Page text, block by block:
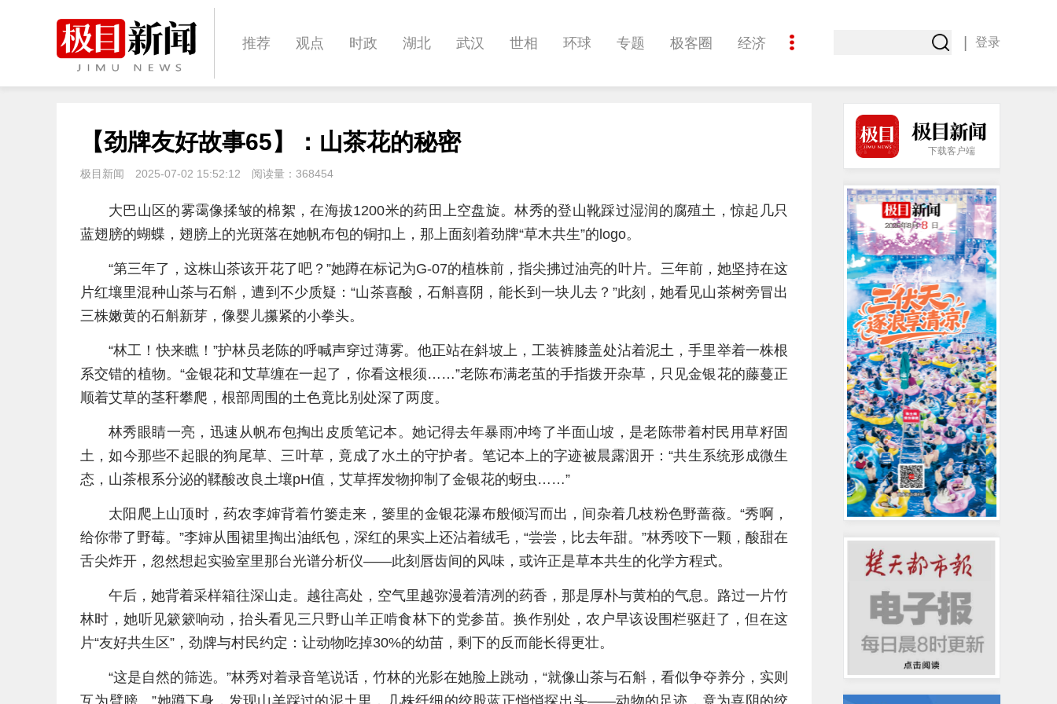
推荐 观点 时政 湖北 武汉 世相 环球 专题 极客圈 经济
体育 娱乐 影像 帅作文
登录
【劲牌友好故事65】：山茶花的秘密
极目新闻 2025-07-02 15:52:12 阅读量： 368454
大巴山区的雾霭像揉皱的棉絮，在海拔1200米的药田上空盘旋。林秀的登山靴踩过湿润的腐殖土，惊起几只
蓝翅膀的蝴蝶，翅膀上的光斑落在她帆布包的铜扣上，那上面刻着劲牌“草木共生”的logo。
“第三年了，这株山茶该开花了吧？”她蹲在标记为G-07的植株前，指尖拂过油亮的叶片。三年前，她坚持在这
片红壤里混种山茶与石斛，遭到不少质疑：“山茶喜酸，石斛喜阴，能长到一块儿去？”此刻，她看见山茶树旁冒出
三株嫩黄的石斛新芽，像婴儿攥紧的小拳头。
“林工！快来瞧！”护林员老陈的呼喊声穿过薄雾。他正站在斜坡上，工装裤膝盖处沾着泥土，手里举着一株根
系交错的植物。“金银花和艾草缠在一起了，你看这根须……”老陈布满老茧的手指拨开杂草，只见金银花的藤蔓正
顺着艾草的茎秆攀爬，根部周围的土色竟比别处深了两度。
林秀眼睛一亮，迅速从帆布包掏出皮质笔记本。她记得去年暴雨冲垮了半面山坡，是老陈带着村民用草籽固
土，如今那些不起眼的狗尾草、三叶草，竟成了水土的守护者。笔记本上的字迹被晨露洇开：“共生系统形成微生
态，山茶根系分泌的鞣酸改良土壤pH值，艾草挥发物抑制了金银花的蚜虫……”
太阳爬上山顶时，药农李婶背着竹篓走来，篓里的金银花瀑布般倾泻而出，间杂着几枝粉色野蔷薇。“秀啊，
给你带了野莓。”李婶从围裙里掏出油纸包，深红的果实上还沾着绒毛，“尝尝，比去年甜。”林秀咬下一颗，酸甜在
舌尖炸开，忽然想起实验室里那台光谱分析仪——此刻唇齿间的风味，或许正是草本共生的化学方程式。
午后，她背着采样箱往深山走。越往高处，空气里越弥漫着清冽的药香，那是厚朴与黄柏的气息。路过一片竹
林时，她听见簌簌响动，抬头看见三只野山羊正啃食林下的党参苗。换作别处，农户早该设围栏驱赶了，但在这
片“友好共生区”，劲牌与村民约定：让动物吃掉30%的幼苗，剩下的反而能长得更壮。
“这是自然的筛选。”林秀对着录音笔说话，竹林的光影在她脸上跳动，“就像山茶与石斛，看似争夺养分，实则
互为臂膀。”她蹲下身，发现山羊踩过的泥土里，几株纤细的绞股蓝正悄悄探出头——动物的足迹，竟为喜阴的绞
下载客户端